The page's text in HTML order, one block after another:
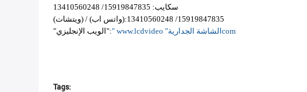
سكايب: 15919847835/ 13410560248
(ويتشات) / (واتس اب):
15919847835/
13410560248
"الويب الإنجليزي":" www.lcdvideo "الشاشة الجداريةcom
Tags: